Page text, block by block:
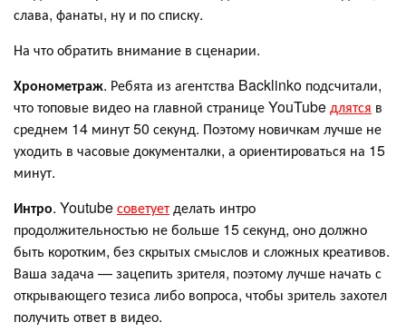
слава, фанаты, ну и по списку.
На что обратить внимание в сценарии.
Хронометраж. Ребята из агентства Backlinko подсчитали,
что топовые видео на главной странице YouTubeдлятся в
среднем 14 минут 50 секунд. Поэтому новичкам лучше не
уходить в часовые документалки, а ориентироваться на 15
минут.
Интро. Youtubeсоветуетделать интро
продолжительностью не больше 15 секунд, оно должно
быть коротким, без скрытых смыслов и сложных креативов.
Ваша задача — зацепить зрителя, поэтому лучше начать с
открывающего тезиса либо вопроса, чтобы зритель захотел
получить ответ в видео.